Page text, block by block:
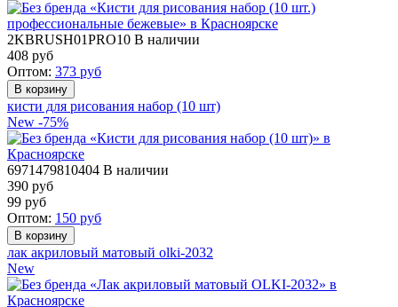
2KBRUSH01PRO10 В наличии
408 руб
Оптом: 373 руб
кисти для рисования набор (10 шт)
New -75%
6971479810404 В наличии
390 руб
99 руб
Оптом: 150 руб
лак акриловый матовый olki-2032
New